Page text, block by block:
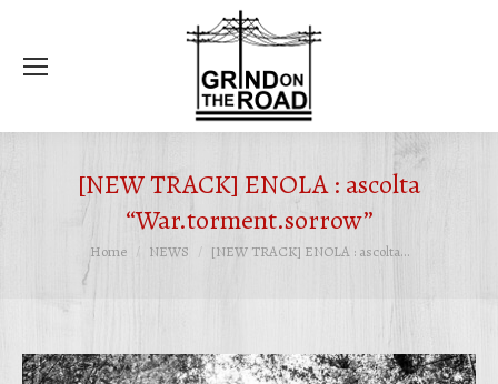
[NEW TRACK] ENOLA : ascolta
“War.torment.sorrow”
Tu sei qui:
Home NEWS [NEW TRACK] ENOLA : ascolta…